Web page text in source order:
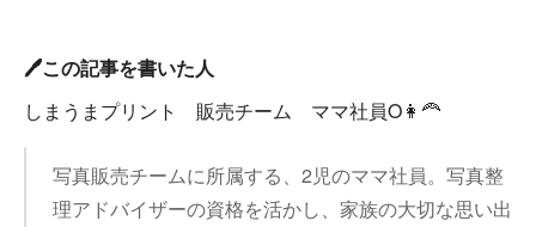
🖊️この記事を書いた人
しまうまプリント 販売チーム ママ社員O👩‍🦰
写真販売チームに所属する、2児のママ社員。写真整
理アドバイザーの資格を活かし、家族の大切な思い出